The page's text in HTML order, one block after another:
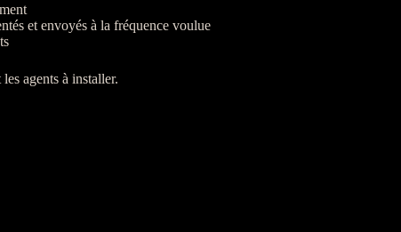
et envoyés à la fréquence voulue
les agents à installer.